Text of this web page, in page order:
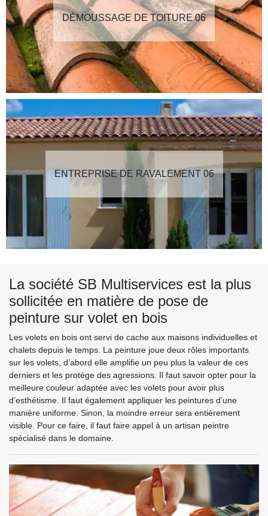
DÉMOUSSAGE DE TOITURE 06
ENTREPRISE DE RAVALEMENT 06
La société SB Multiservices est la plus
sollicitée en matière de pose de
peinture sur volet en bois
Les volets en bois ont servi de cache aux maisons individuelles et
chalets depuis le temps. La peinture joue deux rôles importants
sur les volets, d’abord elle amplifie un peu plus la valeur de ces
derniers et les protège des agressions. Il faut savoir opter pour la
meilleure couleur adaptée avec les volets pour avoir plus
d’esthétisme. Il faut également appliquer les peintures d’une
manière uniforme. Sinon, la moindre erreur sera entièrement
visible. Pour ce faire, il faut faire appel à un artisan peintre
spécialisé dans le domaine.